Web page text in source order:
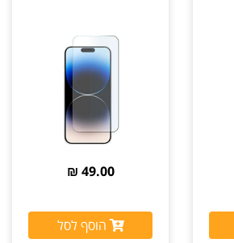
49.00 ₪
הוסף לסל